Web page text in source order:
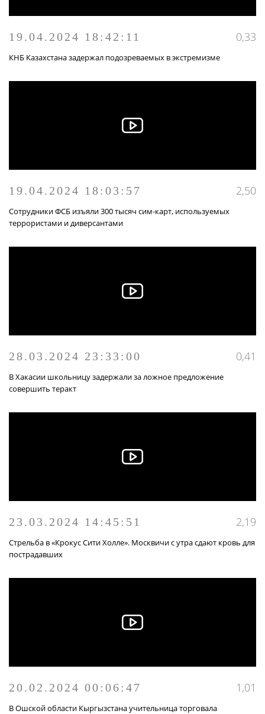
19.04.2024 18:42:11 0,33
КНБ Казахстана задержал подозреваемых в экстремизме
19.04.2024 18:03:57 2,50
Сотрудники ФСБ изъяли 300 тысяч сим-карт, используемых
террористами и диверсантами
28.03.2024 23:33:00 0,41
В Хакасии школьницу задержали за ложное предложение
совершить теракт
23.03.2024 14:45:51 2,19
Стрельба в «Крокус Сити Холле». Москвичи с утра сдают кровь для
пострадавших
20.02.2024 00:06:47 1,01
В Ошской области Кыргызстана учительница торговала